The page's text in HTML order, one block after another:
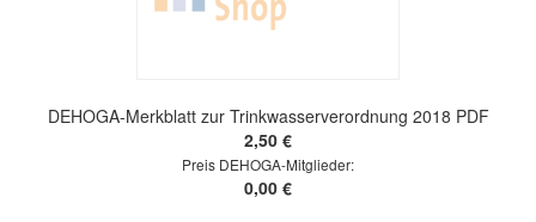
DEHOGA-Merkblatt zur Trinkwasserverordnung 2018 PDF
2,50 €
Preis DEHOGA-Mitglieder:
0,00 €